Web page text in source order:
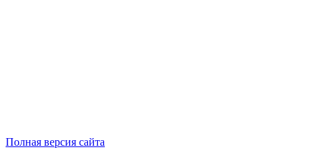
Полная версия сайта